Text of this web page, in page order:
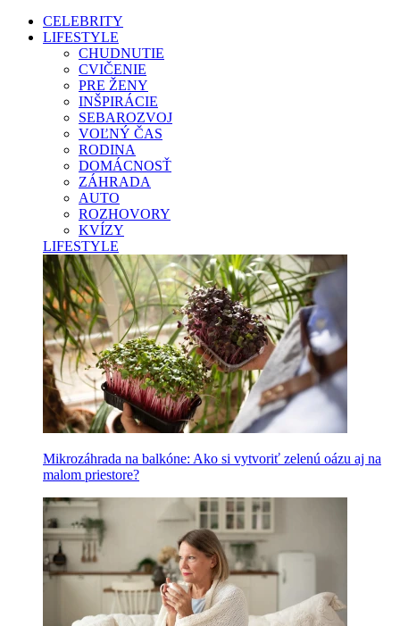
CELEBRITY
LIFESTYLE
CHUDNUTIE
CVIČENIE
PRE ŽENY
INŠPIRÁCIE
SEBAROZVOJ
VOĽNÝ ČAS
RODINA
DOMÁCNOSŤ
ZÁHRADA
AUTO
ROZHOVORY
KVÍZY
LIFESTYLE
Mikrozáhrada na balkóne: Ako si vytvoriť zelenú oázu aj na
malom priestore?